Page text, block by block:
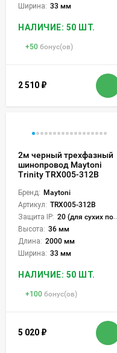
Ширина: 33 мм
НАЛИЧИЕ: 50 ШТ.
+50 бонус(ов)
2 510 ₽
2м черный трехфазный
шинопровод Maytoni
Trinity TRX005-312B
Бренд: Maytoni
Артикул: TRX005-312B
Защита IP: 20 (для сухих пом.)
Высота: 36 мм
Длина: 2000 мм
Ширина: 33 мм
НАЛИЧИЕ: 50 ШТ.
+100 бонус(ов)
5 020 ₽